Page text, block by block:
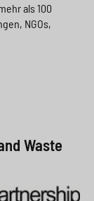
als 100
NGOs,
Waste